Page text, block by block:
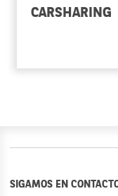
CARSHARING
SIGAMOS EN